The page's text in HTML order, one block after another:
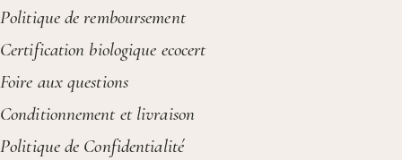
Politique de remboursement
Certification biologique ecocert
Foire aux questions
Conditionnement et livraison
Politique de Confidentialité